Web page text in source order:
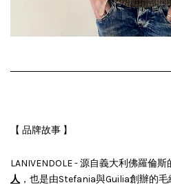
【 品牌故事 】
LANIVENDOLE - 源自義大利佛羅倫
人 ，也是由Stefania與Guilia創辦的毛